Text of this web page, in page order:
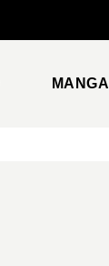
MANGA